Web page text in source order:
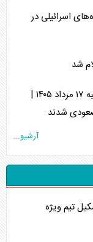
اسرائیلی در
شد
آخرین قیمت دلار، یورو و سایر ارز‌ها امروز شنبه ۱۷ مرداد ۱۴۰۵ |
صعودی شدند
آرشیو...
تیم ویژه